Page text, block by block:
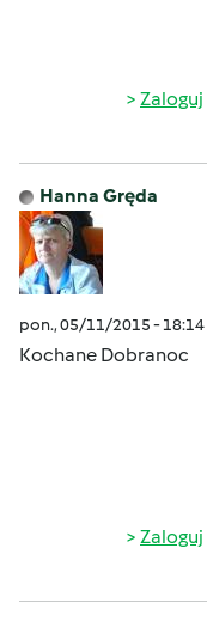
Zaloguj
Hanna Gręda
pon., 05/11/2015 - 18:14
Kochane Dobranoc
Zaloguj